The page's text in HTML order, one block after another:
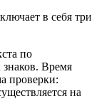
в себя три
по
Время
проверки:
на